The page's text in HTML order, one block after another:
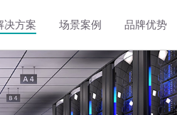
决方案 场景案例 品牌优势